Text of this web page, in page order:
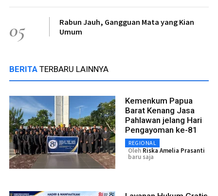
05
Rabun Jauh, Gangguan Mata yang Kian
Umum
BERITA TERBARU LAINNYA
Kemenkum Papua
Barat Kenang Jasa
Pahlawan jelang Hari
Pengayoman ke-81
REGIONAL
Oleh Riska Amelia Prasanti
baru saja